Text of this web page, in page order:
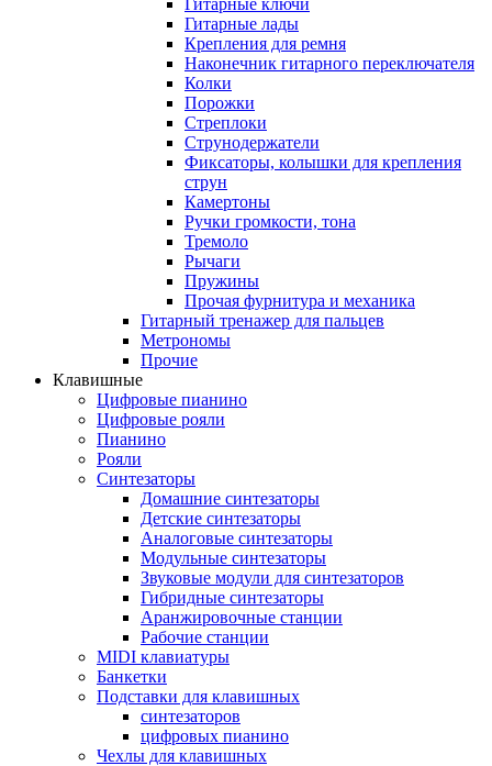
Гитарные лады
Крепления для ремня
Наконечник гитарного переключателя
Колки
Порожки
Стреплоки
Струнодержатели
Фиксаторы, колышки для крепления
струн
Камертоны
Ручки громкости, тона
Тремоло
Рычаги
Пружины
Прочая фурнитура и механика
Гитарный тренажер для пальцев
Метрономы
Прочие
Клавишные
Цифровые пианино
Цифровые рояли
Пианино
Рояли
Синтезаторы
Домашние синтезаторы
Детские синтезаторы
Аналоговые синтезаторы
Модульные синтезаторы
Звуковые модули для синтезаторов
Гибридные синтезаторы
Аранжировочные станции
Рабочие станции
MIDI клавиатуры
Банкетки
Подставки для клавишных
синтезаторов
цифровых пианино
Чехлы для клавишных